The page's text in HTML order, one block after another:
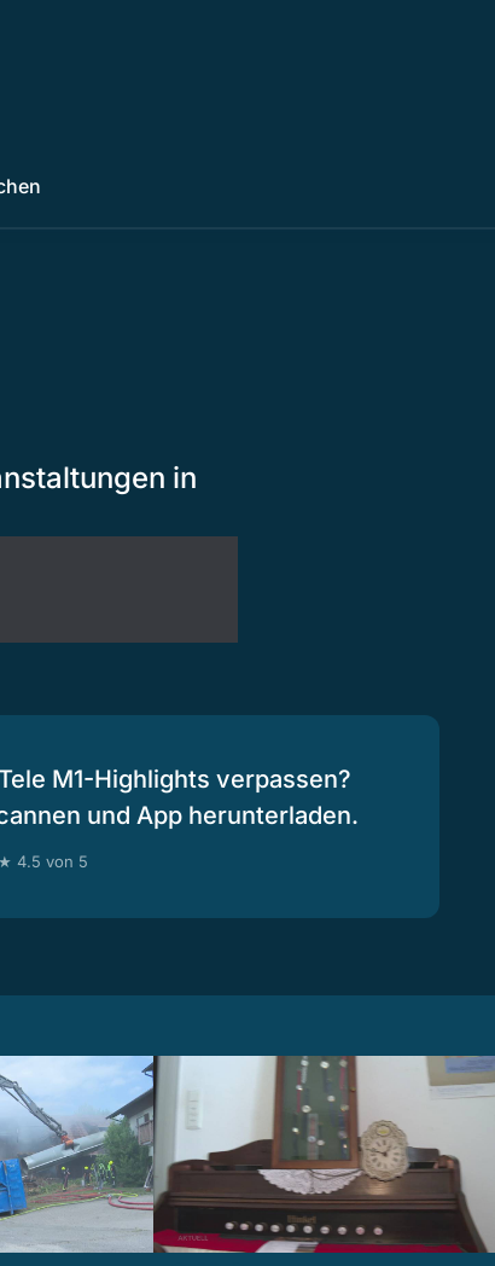
in
M1-Highlights verpassen?
und App herunterladen.
4.5 von 5